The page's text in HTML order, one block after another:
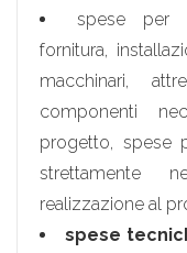
spese per
fornitura,
macchinari,
componenti
progetto, spese
strettamente
realizzazione al
spese